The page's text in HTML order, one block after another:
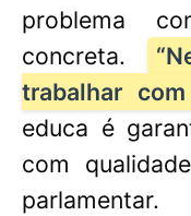
problema
concreta.
trabalhar
educa é
com
parlamentar.